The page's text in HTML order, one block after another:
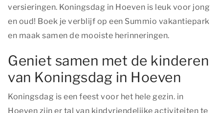
versieringen. Koningsdag in Hoeven is leuk voor jong
en oud! Boek je verblijf op een Summio vakantiepark
en maak samen de mooiste herinneringen.
Geniet samen met de kinderen
van Koningsdag in Hoeven
Koningsdag is een feest voor het hele gezin. in
Hoeven zijn er tal van kindvriendelijke activiteiten te